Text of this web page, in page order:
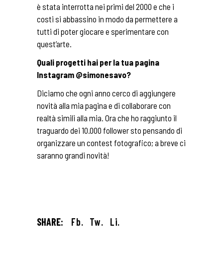
è stata interrotta nei primi del 2000 e che i
costi si abbassino in modo da permettere a
tutti di poter giocare e sperimentare con
quest’arte.
Quali progetti hai per la tua pagina
Instagram @simonesavo?
Diciamo che ogni anno cerco di aggiungere
novità alla mia pagina e di collaborare con
realtà simili alla mia. Ora che ho raggiunto il
traguardo dei 10.000 follower sto pensando di
organizzare un contest fotografico; a breve ci
saranno grandi novità!
SHARE: Fb. Tw. Li.